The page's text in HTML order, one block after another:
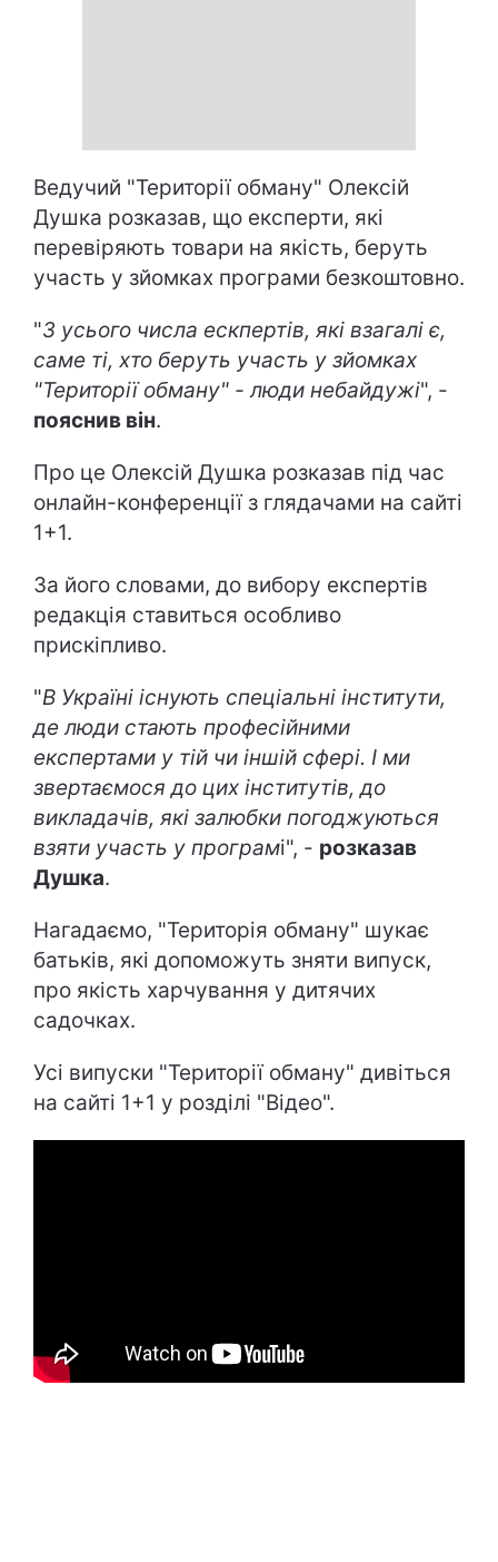
Ведучий "Території обману" Олексій
Душка розказав, що експерти, які
перевіряють товари на якість, беруть
участь у зйомках програми безкоштовно.
"З усього числа ескпертів, які взагалі є,
саме ті, хто беруть участь у зйомках
"Території обману" - люди небайдужі", -
пояснив він.
Про це Олексій Душка розказав під час
онлайн-конференції з глядачами на сайті
1+1.
За його словами, до вибору експертів
редакція ставиться особливо
прискіпливо.
"В Україні існують спеціальні інститути,
де люди стають професійними
експертами у тій чи іншій сфері. І ми
звертаємося до цих інститутів, до
викладачів, які залюбки погоджуються
взяти участь у програмі", - розказав
Душка.
Нагадаємо, "Територія обману" шукає
батьків, які допоможуть зняти випуск,
про якість харчування у дитячих
садочках.
Усі випуски "Території обману" дивіться
на сайті 1+1 у розділі "Відео".